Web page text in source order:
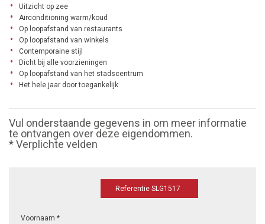
Uitzicht op zee
Airconditioning warm/koud
Op loopafstand van restaurants
Op loopafstand van winkels
Contemporaine stijl
Dicht bij alle voorzieningen
Op loopafstand van het stadscentrum
Het hele jaar door toegankelijk
Vul onderstaande gegevens in om meer informatie
te ontvangen over deze eigendommen.
* Verplichte velden
Referentie SLG1517
Voornaam *